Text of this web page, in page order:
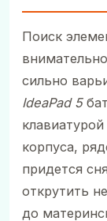
Поиск
сильно
IdeaPad 5
корпуса,
придется
открутить
до